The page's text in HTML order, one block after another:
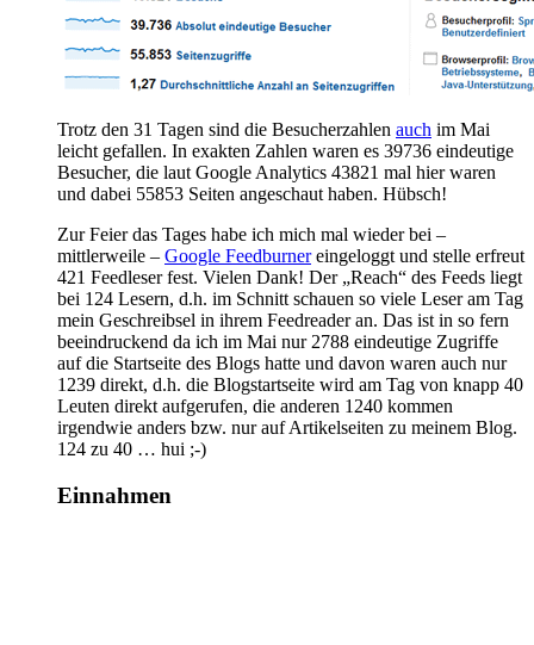
Trotz den 31 Tagen sind die Besucherzahlen auch im Mai
leicht gefallen. In exakten Zahlen waren es 39736 eindeutige
Besucher, die laut Google Analytics 43821 mal hier waren
und dabei 55853 Seiten angeschaut haben. Hübsch!
Zur Feier das Tages habe ich mich mal wieder bei –
mittlerweile – Google Feedburnereingeloggt und stelle erfreut
421 Feedleser fest. Vielen Dank! Der „Reach“ des Feeds liegt
bei 124 Lesern, d.h. im Schnitt schauen so viele Leser am Tag
mein Geschreibsel in ihrem Feedreader an. Das ist in so fern
beeindruckend da ich im Mai nur 2788 eindeutige Zugriffe
auf die Startseite des Blogs hatte und davon waren auch nur
1239 direkt, d.h. die Blogstartseite wird am Tag von knapp 40
Leuten direkt aufgerufen, die anderen 1240 kommen
irgendwie anders bzw. nur auf Artikelseiten zu meinem Blog.
124 zu 40 … hui ;-)
Einnahmen